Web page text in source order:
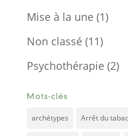
Mise à la une(1)
Non classé(11)
Psychothérapie(2)
Mots-clés
archétypes Arrêt du tabac